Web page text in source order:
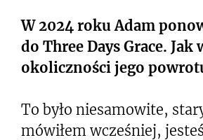
W 2024 roku Adam
do Three Days Grace. Jak
okoliczności jego
To było niesamowite,
mówiłem wcześniej,